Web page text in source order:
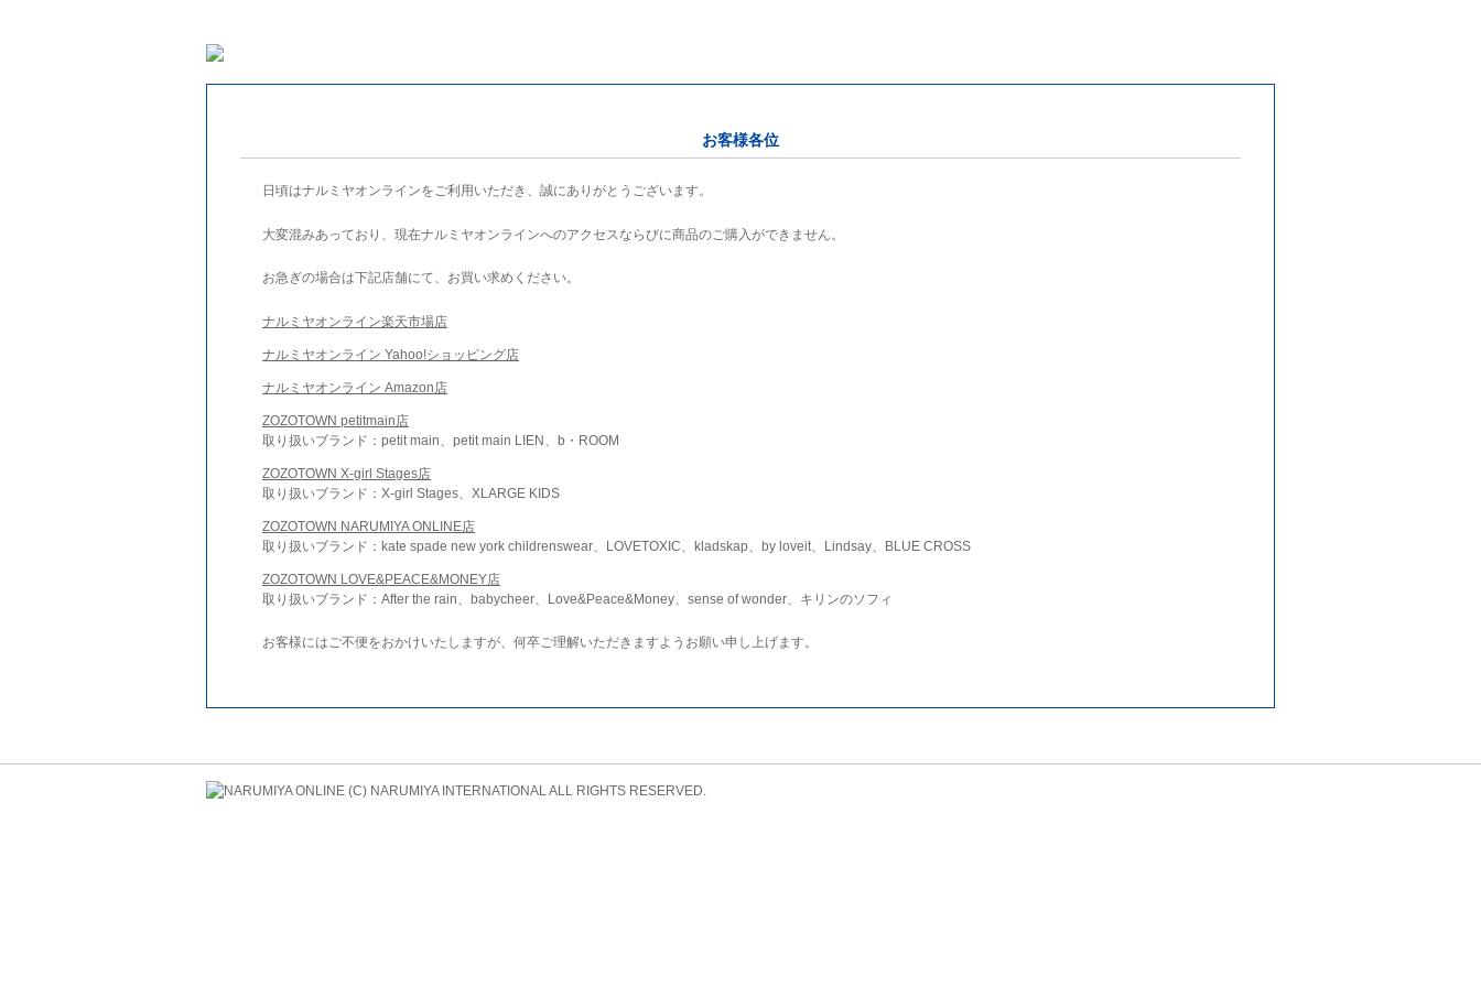
お客様各位
日頃はナルミヤオンラインをご利用いただき、誠にありがとうございます。
大変混みあっており、現在ナルミヤオンラインへのアクセスならびに商品のご購入ができません。
お急ぎの場合は下記店舗にて、お買い求めください。
ナルミヤオンライン楽天市場店
ナルミヤオンライン Yahoo!ショッピング店
ナルミヤオンライン Amazon店
ZOZOTOWN petitmain店
取り扱いブランド：petit main、petit main LIEN、b・ROOM
ZOZOTOWN X-girl Stages店
取り扱いブランド：X-girl Stages、XLARGE KIDS
ZOZOTOWN NARUMIYA ONLINE店
取り扱いブランド：kate spade new york childrenswear、LOVETOXIC、kladskap、by loveit、Lindsay、BLUE CROSS
ZOZOTOWN LOVE&PEACE&MONEY店
取り扱いブランド：After the rain、babycheer、Love&Peace&Money、sense of wonder、キリンのソフィ
お客様にはご不便をおかけいたしますが、何卒ご理解いただきますようお願い申し上げます。